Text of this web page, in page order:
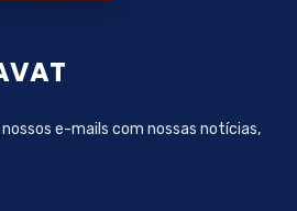
e-mails com nossas notícias,